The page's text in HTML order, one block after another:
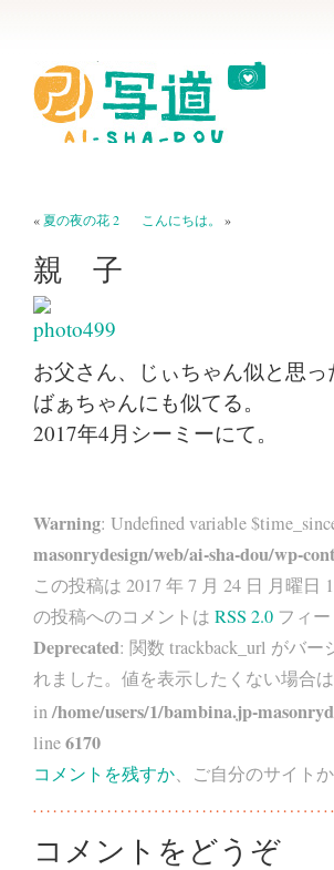
« 夏の夜の花 2 こんにちは。 »
親 子
お父さん、じぃちゃん似と思っ
ばぁちゃんにも似てる。
2017年4月シーミーにて。
Warning: Undefined variable
masonrydesign/web/ai-sha-dou/wp-
この投稿は 2017 年 7 月 24 日 月曜日
の投稿へのコメントは RSS 2.0 フィ
Deprecated: 関数 trackback_url がバー
れました。値を表示したくない場合
in/home/users/1/bambina.jp-
line6170
コメントを残すか、ご自分のサイト
コメントをどうぞ